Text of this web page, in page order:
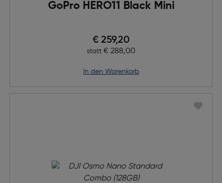
GoPro HERO11 Black Mini
Preis nach Rabatts
€ 259,20
statt Ursprünglicher Preis
€ 288,00
in den Warenkorb